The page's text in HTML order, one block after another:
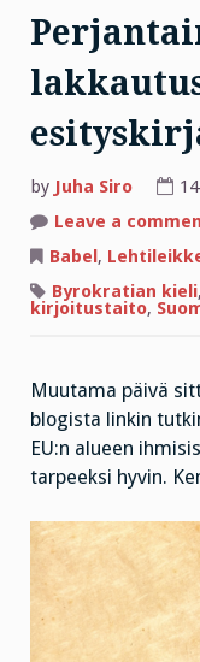
by Juha Siro
Leave a
Babel,
Byrokratian kieli,
kirjoitustaito,
Muutama päivä
blogista linkin
EU:n alueen
tarpeeksi hyvin.